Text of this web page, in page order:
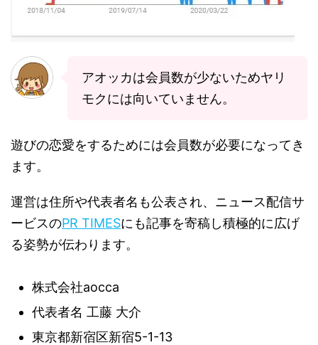
アオッカは会員数が少ないためヤリ
モクには向いていません。
遊びの恋愛をするためには会員数が必要になってき
ます。
運営は住所や代表者名も公表され、ニュース配信サ
ービスのPR TIMESにも記事を寄稿し積極的に広げ
る姿勢が伝わります。
株式会社aocca
代表者名 工藤 大介
東京都新宿区新宿5-1-13